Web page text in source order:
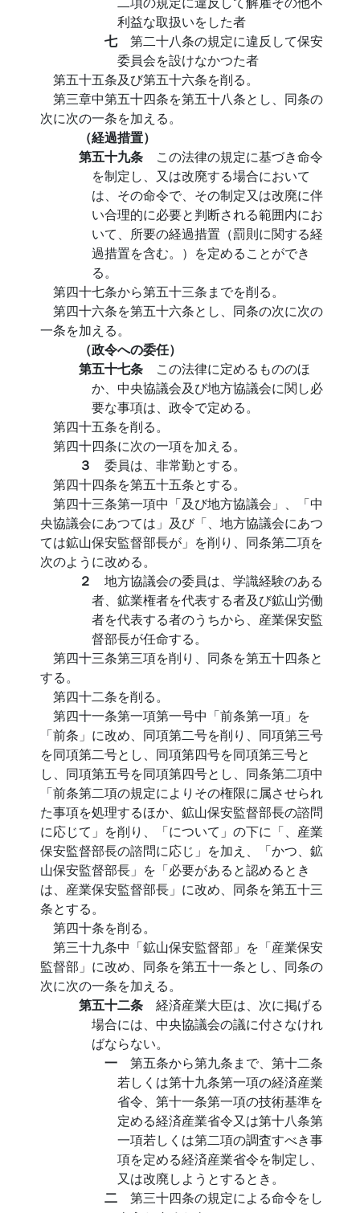
利益な取扱いをした者
七 第二十八条の規定に違反して保安
委員会を設けなかつた者
第五十五条及び第五十六条を削る。
第三章中第五十四条を第五十八条とし、同条の
次に次の一条を加える。
（経過措置）
第五十九条 この法律の規定に基づき命令
を制定し、又は改廃する場合において
は、その命令で、その制定又は改廃に伴
い合理的に必要と判断される範囲内にお
いて、所要の経過措置（罰則に関する経
過措置を含む。）を定めることができ
る。
第四十七条から第五十三条までを削る。
第四十六条を第五十六条とし、同条の次に次の
一条を加える。
（政令への委任）
第五十七条 この法律に定めるもののほ
か、中央協議会及び地方協議会に関し必
要な事項は、政令で定める。
第四十五条を削る。
第四十四条に次の一項を加える。
３ 委員は、非常勤とする。
第四十四条を第五十五条とする。
第四十三条第一項中「及び地方協議会」、「中
央協議会にあつては」及び「、地方協議会にあつ
ては鉱山保安監督部長が」を削り、同条第二項を
次のように改める。
２ 地方協議会の委員は、学識経験のある
者、鉱業権者を代表する者及び鉱山労働
者を代表する者のうちから、産業保安監
督部長が任命する。
第四十三条第三項を削り、同条を第五十四条と
する。
第四十二条を削る。
第四十一条第一項第一号中「前条第一項」を
「前条」に改め、同項第二号を削り、同項第三号
を同項第二号とし、同項第四号を同項第三号と
し、同項第五号を同項第四号とし、同条第二項中
「前条第二項の規定によりその権限に属させられ
た事項を処理するほか、鉱山保安監督部長の諮問
に応じて」を削り、「について」の下に「、産業
保安監督部長の諮問に応じ」を加え、「かつ、鉱
山保安監督部長」を「必要があると認めるとき
は、産業保安監督部長」に改め、同条を第五十三
条とする。
第四十条を削る。
第三十九条中「鉱山保安監督部」を「産業保安
監督部」に改め、同条を第五十一条とし、同条の
次に次の一条を加える。
第五十二条 経済産業大臣は、次に掲げる
場合には、中央協議会の議に付さなけれ
ばならない。
一 第五条から第九条まで、第十二条
若しくは第十九条第一項の経済産業
省令、第十一条第一項の技術基準を
定める経済産業省令又は第十八条第
一項若しくは第二項の調査すべき事
項を定める経済産業省令を制定し、
又は改廃しようとするとき。
二 第三十四条の規定による命令をし